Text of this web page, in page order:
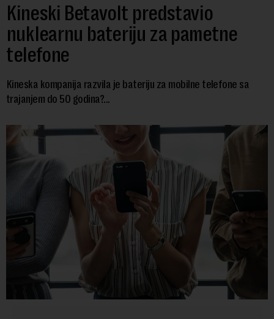
Kineski Betavolt predstavio
nuklearnu bateriju za pametne
telefone
Kineska kompanija razvila je bateriju za mobilne telefone sa
trajanjem do 50 godina?...